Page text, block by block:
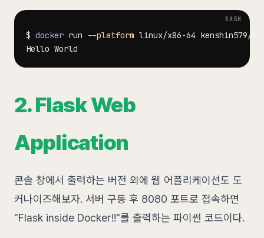
$ docker run
--platform
2. Flask Web
Application
콘솔 창에서 출력하는 버전 외에 웹 어플리케이션도 도
커나이즈해보자. 서버 구동 후 8080 포트로 접속하면
"Flask inside Docker!!"를 출력하는 파이썬 코드이다.